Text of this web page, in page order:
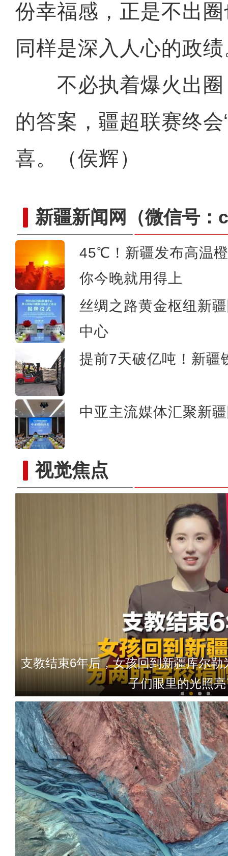
份幸福感，正是不出
同样是深入人心的政
不必执着爆火出圈
的答案，疆超联赛终会
喜。（侯辉）
新疆新闻网 （微信号
45℃！新疆发布高温
你今晚就用得上
丝绸之路黄金枢纽新
中心
提前7天破亿吨！新疆
中亚主流媒体汇聚新
视觉焦点
突尼斯青年：新疆是一个可
太好听！新疆导游迪丽的真
支教结束6年后，女孩回到新疆库尔
子们眼里的光照